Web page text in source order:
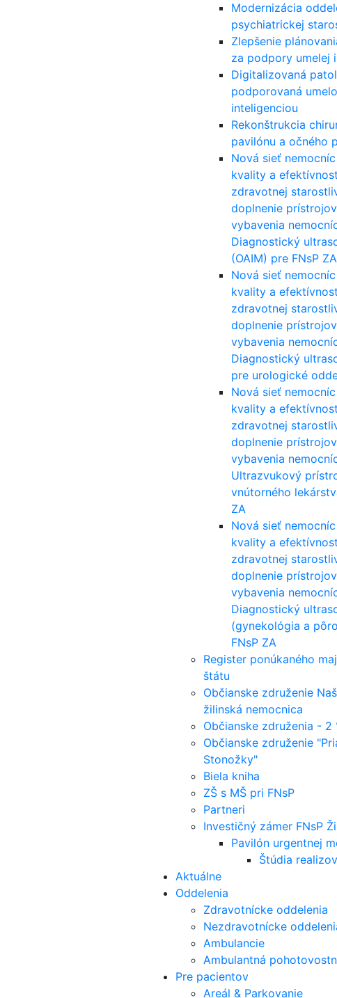
Modernizácia
psychiatrickej
Zlepšenie
za podpory umelej
Digitalizovaná
podporovaná
inteligenciou
Rekonštrukcia
pavilónu a očného
Nová sieť
kvality a
zdravotnej
doplnenie
vybavenia
Diagnostický
(OAIM) pre FNsP ZA
Nová sieť
kvality a
zdravotnej
doplnenie
vybavenia
Diagnostický
pre urologické
Nová sieť
kvality a
zdravotnej
doplnenie
vybavenia
Ultrazvukový
vnútorného
ZA
Nová sieť
kvality a
zdravotnej
doplnenie
vybavenia
Diagnostický
(gynekológia a
FNsP ZA
Register ponúkaného
štátu
Občianske združenie
žilinská nemocnica
Občianske združenia - 2
Občianske združenie
Stonožky"
Biela kniha
ZŠ s MŠ pri FNsP
Partneri
Investičný zámer FNsP
Pavilón urgentnej
Štúdia
Aktuálne
Oddelenia
Zdravotnícke oddelenia
Nezdravotnícke
Ambulancie
Ambulantná
Pre pacientov
Areál & Parkovanie